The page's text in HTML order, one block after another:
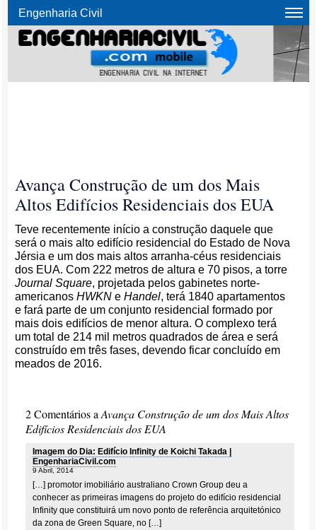
Engenharia Civil
Avança Construção de um dos Mais
Altos Edifícios Residenciais dos EUA
Teve recentemente início a construção daquele que
será o mais alto edifício residencial do Estado de Nova
Jérsia e um dos mais altos arranha-céus residenciais
dos EUA. Com 222 metros de altura e 70 pisos, a torre
Journal Square, projetada pelos gabinetes norte-
americanosHWKN eHandel, terá 1840 apartamentos
e fará parte de um conjunto residencial formado por
mais dois edifícios de menor altura. O complexo terá
um total de 214 mil metros quadrados de área e será
construído em três fases, devendo ficar concluído em
meados de 2016.
2 Comentários aAvança Construção de um dos Mais Altos
Edifícios Residenciais dos EUA
Imagem do Dia: Edifício Infinity de Koichi Takada |
EngenhariaCivil.com
9 Abril, 2014
[…] promotor imobiliário australiano Crown Group deu a
conhecer as primeiras imagens do projeto do edifício residencial
Infinity que constituirá um novo ponto de referência arquitetónico
da zona de Green Square, no […]